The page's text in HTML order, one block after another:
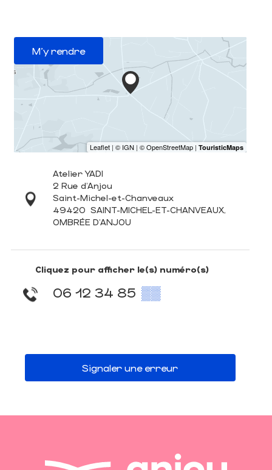
M'y rendre
Atelier YADI
2 Rue d'Anjou
Saint-Michel-et-Chanveaux
49420 SAINT-MICHEL-ET-CHANVEAUX,
OMBRÉE D'ANJOU
Cliquez pour afficher le(s) numéro(s)
06 12 34 85 ▒▒
Signaler une erreur